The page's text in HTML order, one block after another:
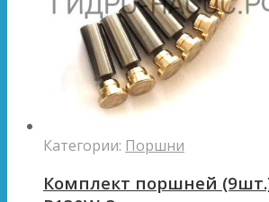
Категории: Поршни
Комплект поршней